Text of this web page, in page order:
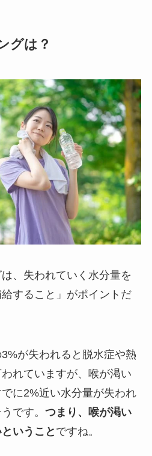
グは？
、 失われていく水分量を
すること」がポイント だ
が失われると脱水症や熱
れていますが、 喉が渇い
に2%近い水分量が失われ
です。 つまり、喉が渇い
いうこと ですね。